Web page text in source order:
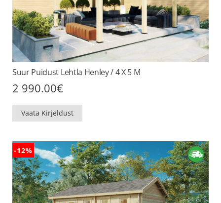
Suur Puidust Lehtla Henley / 4 X 5 M
2 990.00€
Vaata Kirjeldust
-12%